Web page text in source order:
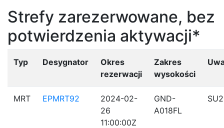
Strefy zarezerwowane, bez
potwierdzenia aktywacji*
Typ Desygnator
Okres
rezerwacji
Zakres
wysokości
MRT EPMRT92
2024-02-
26
11:00:00Z
GND-
A018FL